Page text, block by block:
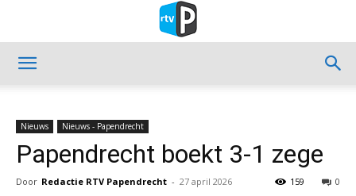
Nieuws Nieuws - Papendrecht
Papendrecht boekt 3-1 zege
Door Redactie RTV Papendrecht - 27 april 2026 0
159